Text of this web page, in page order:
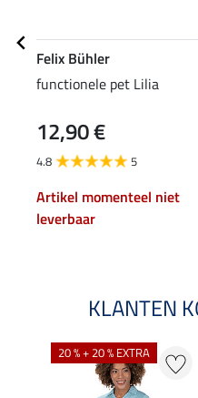
Felix Bühler
functionele pet Lilia
12,90 €
4.8 5
Artikel momenteel niet
leverbaar
KLANTEN
20 % + 20 % EXTRA